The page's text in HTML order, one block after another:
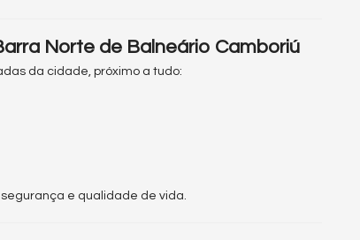
Norte de Balneário Camboriú
da cidade, próximo a tudo:
e qualidade de vida.